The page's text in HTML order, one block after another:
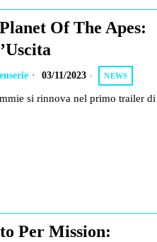
Of The Apes:
03/11/2023 NEWS
si rinnova nel primo trailer di
Per Mission: